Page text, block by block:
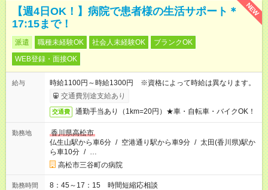
NEW
【週4日OK！】病院で患者様の生活サポート＊
17:15まで！
派遣 職種未経験OK 社会人未経験OK
ブランクOK
WEB登録・面接OK
給与
時給1100円～時給1300円 ※資格によって時給は異なります。
交通費別途支給あり
交通費 通勤手当あり（1km=20円）★車・自転車・バイクOK！
勤務地
香川県高松市
仏生山駅から車6分 / 空港通り駅から車9分 / 太田(香川県)駅か
ら車10分 / …
高松市三谷町の病院
勤務時間 8：45～17：15 時間短縮応相談